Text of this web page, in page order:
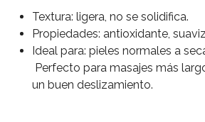
Textura: ligera, no se solidifica.
Propiedades: antioxidante,
Ideal para: pieles normales a
Perfecto para masajes más
un buen deslizamiento.